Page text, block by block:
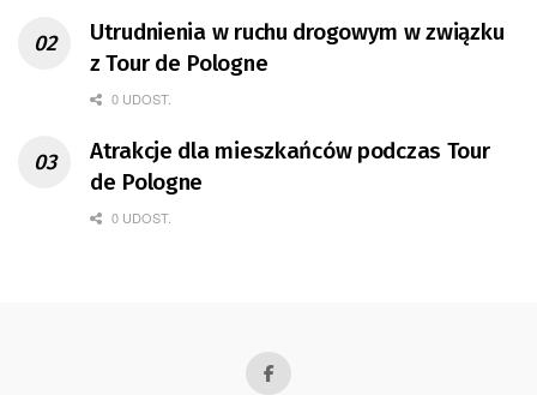
Utrudnienia w ruchu drogowym w związku
z Tour de Pologne
0 UDOST.
Atrakcje dla mieszkańców podczas Tour
de Pologne
0 UDOST.